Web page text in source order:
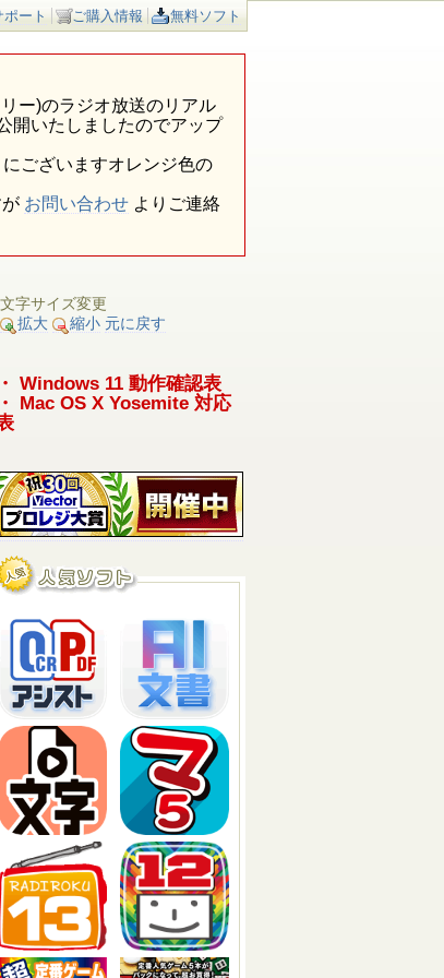
ポート ご購入情報 無料ソフト
ー)のラジオ放送のリアル
開いたしましたのでアップ
ございますオレンジ色の
お問い合わせ よりご連絡
文字サイズ変更
拡大
縮小 元に戻す
・ Windows 11 動作確認表
・ Mac OS X Yosemite 対応